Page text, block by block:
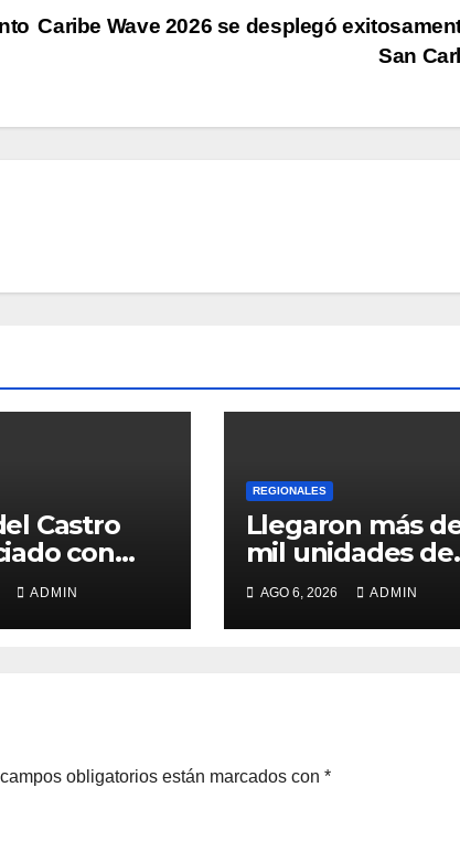
Caribe Wave 2026 se desplegó
San
Castro
con
de cilindros
ADMIN
REGIONALES
Llegaron más
mil unidades de
medicamentos
insumos
AGO 6, 2026 ADMIN
obligatorios están marcados con *